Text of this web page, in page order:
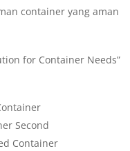
container yang aman
for Container Needs”
Second
Container